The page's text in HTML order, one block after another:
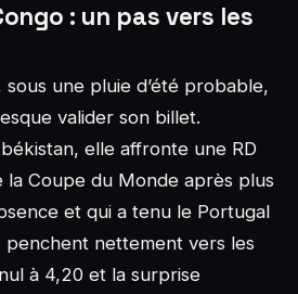
: un pas vers les
sous une pluie d’été probable,
valider son billet.
elle affronte une RD
la Coupe du Monde après plus
et qui a tenu le Portugal
penchent nettement vers les
à 4,20 et la surprise